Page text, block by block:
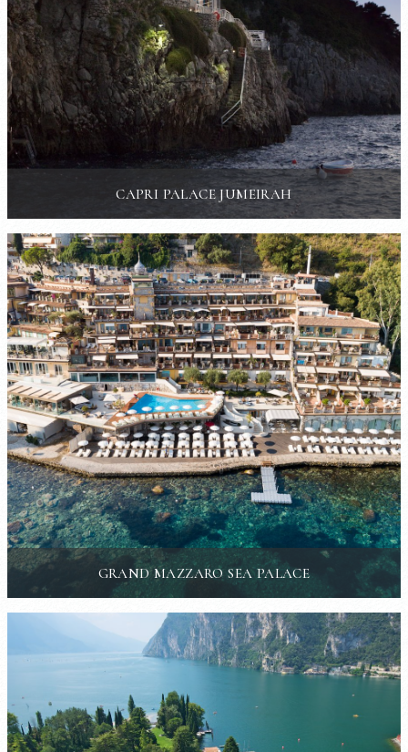
CAPRI PALACE JUMEIRAH
GRAND MAZZARO SEA PALACE